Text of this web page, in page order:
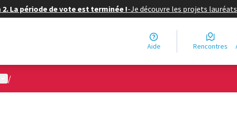
La période de vote est terminée !-Je découvre les projets lauréats
Aide Rencontres
utilisateur
/
3